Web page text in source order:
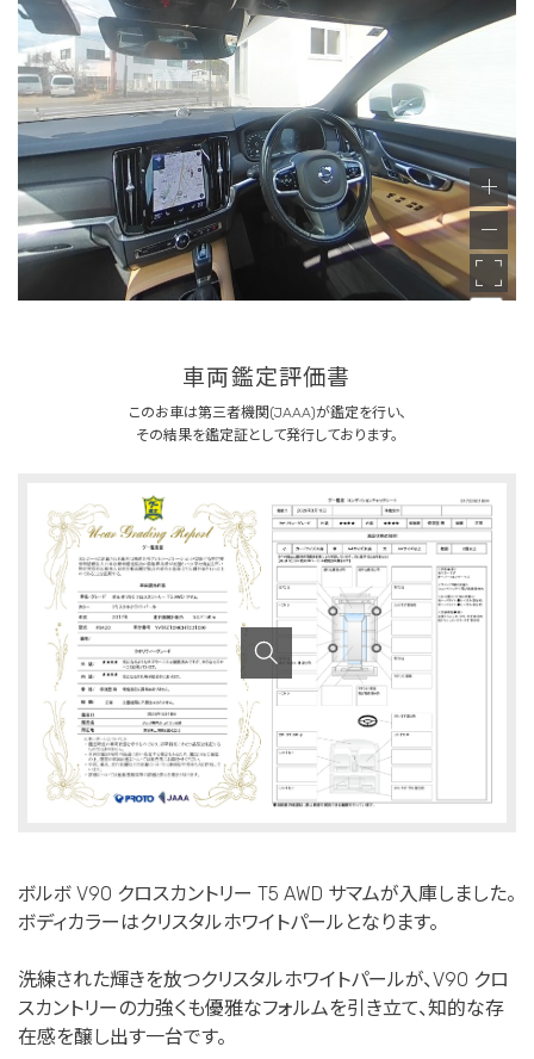
車両鑑定評価書
このお車は第三者機関(JAAA)が鑑定を行い、
その結果を鑑定証として発行しております。
ボルボ V90 クロスカントリー T5 AWD サマムが入庫しました。
ボディカラーはクリスタルホワイトパールとなります。
洗練された輝きを放つクリスタルホワイトパールが、V90 クロ
スカントリーの力強くも優雅なフォルムを引き立て、知的な存
在感を醸し出す一台です。